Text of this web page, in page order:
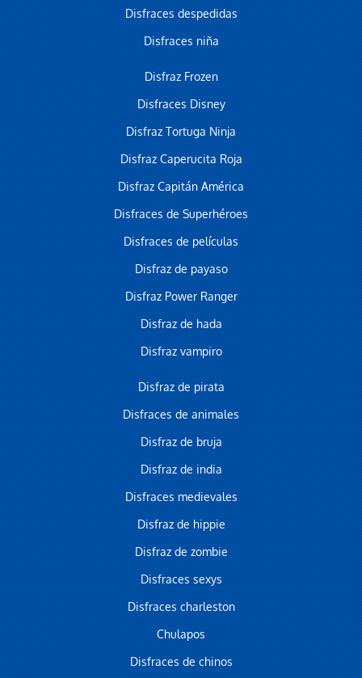
Disfraces despedidas
Disfraces niña
Disfraz Frozen
Disfraces Disney
Disfraz Tortuga Ninja
Disfraz Caperucita Roja
Disfraz Capitán América
Disfraces de Superhéroes
Disfraces de películas
Disfraz de payaso
Disfraz Power Ranger
Disfraz de hada
Disfraz vampiro
Disfraz de pirata
Disfraces de animales
Disfraz de bruja
Disfraz de india
Disfraces medievales
Disfraz de hippie
Disfraz de zombie
Disfraces sexys
Disfraces charleston
Chulapos
Disfraces de chinos